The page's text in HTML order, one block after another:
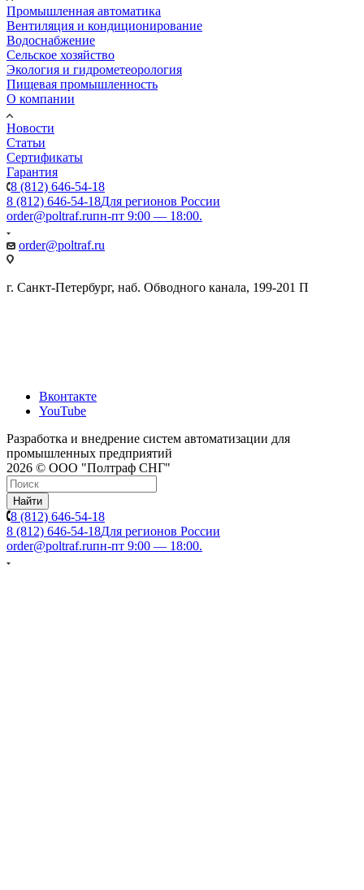
Промышленная автоматика
Вентиляция и кондиционирование
Водоснабжение
Сельское хозяйство
Экология и гидрометеорология
Пищевая промышленность
О компании
Новости
Статьи
Сертификаты
Гарантия
8 (812) 646-54-18
8 (812) 646-54-18Для регионов России
order@poltraf.ruпн-пт 9:00 — 18:00.
order@poltraf.ru
г. Санкт-Петербург, наб. Обводного канала, 199-201 П
Вконтакте
YouTube
Разработка и внедрение систем автоматизации для
промышленных предприятий
2026 © ООО "Полтраф СНГ"
Найти
8 (812) 646-54-18
8 (812) 646-54-18Для регионов России
order@poltraf.ruпн-пт 9:00 — 18:00.